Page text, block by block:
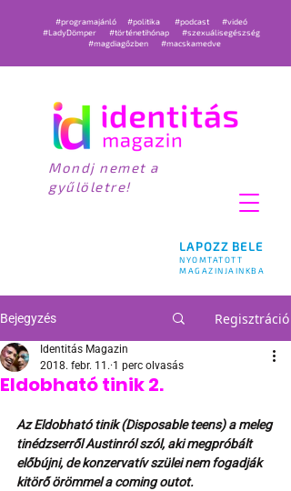
LAPOZZ BELE
NYOMTATOTT
MAGAZINJAINKBA
#programajánló #politika #podcast
#videó
#LadyDömper
#történetihónap
#szexuálisegészség
#magdiagőzben
#macskamedve
Mondj nemet a
gyűlöletre!
Bejegyzés Regisztráció
Eldobható tinik 2.
Identitás Magazin
2018. febr. 11. 1 perc olvasás
Az Eldobható tinik (Disposable teens) a meleg
tinédzserről Austinról szól, aki megpróbált
előbújni, de konzervatív szülei nem fogadják
kitörő örömmel a coming outot.